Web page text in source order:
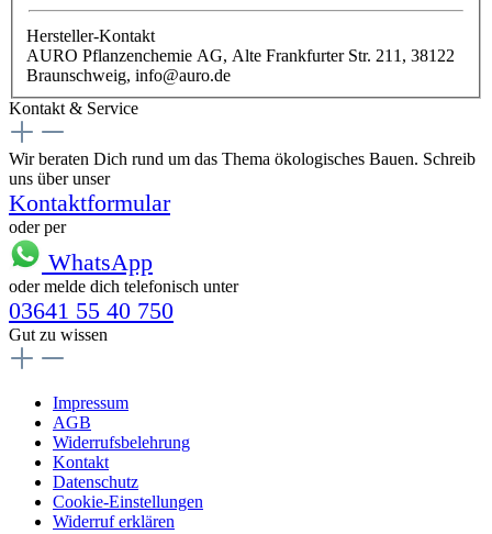
Hersteller-Kontakt
AURO Pflanzenchemie AG, Alte Frankfurter Str. 211, 38122
Braunschweig, info@auro.de
Kontakt & Service
Wir beraten Dich rund um das Thema ökologisches Bauen. Schreib
uns über unser
Kontaktformular
oder per
WhatsApp
oder melde dich telefonisch unter
03641 55 40 750
Gut zu wissen
Impressum
AGB
Widerrufsbelehrung
Kontakt
Datenschutz
Cookie-Einstellungen
Widerruf erklären